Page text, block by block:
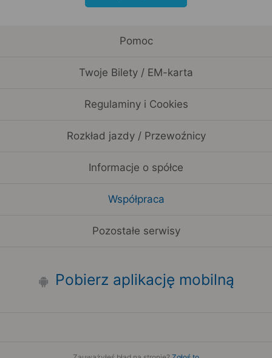
Pomoc
Twoje Bilety / EM-karta
Regulaminy i Cookies
Rozkład jazdy / Przewoźnicy
Informacje o spółce
Współpraca
Pozostałe serwisy
Pobierz aplikację mobilną